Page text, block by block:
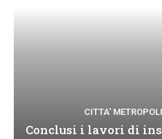
CITTA'
Conclusi i lavori di